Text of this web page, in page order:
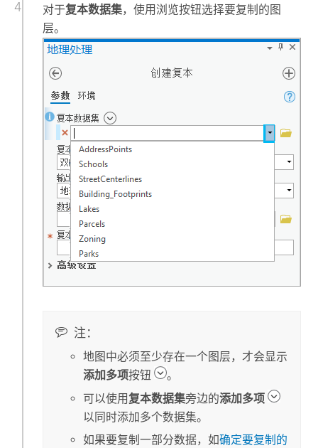
对于复本数据集，使用浏览按钮选择要复制的图
层。
注：
地图中必须至少存在一个图层，才会显示
添加多项按钮
。
可以使用复本数据集旁边的添加多项
以同时添加多个数据集。
如果要复制一部分数据，如确定要复制的